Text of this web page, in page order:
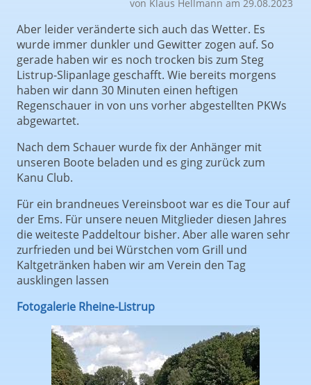
von Klaus Hellmann am 29.08.2023
Aber leider veränderte sich auch das Wetter. Es
wurde immer dunkler und Gewitter zogen auf. So
gerade haben wir es noch trocken bis zum Steg
Listrup-Slipanlage geschafft. Wie bereits morgens
haben wir dann 30 Minuten einen heftigen
Regenschauer in von uns vorher abgestellten PKWs
abgewartet.
Nach dem Schauer wurde fix der Anhänger mit
unseren Boote beladen und es ging zurück zum
Kanu Club.
Für ein brandneues Vereinsboot war es die Tour auf
der Ems. Für unsere neuen Mitglieder diesen Jahres
die weiteste Paddeltour bisher. Aber alle waren sehr
zurfrieden und bei Würstchen vom Grill und
Kaltgetränken haben wir am Verein den Tag
ausklingen lassen
Fotogalerie Rheine-Listrup